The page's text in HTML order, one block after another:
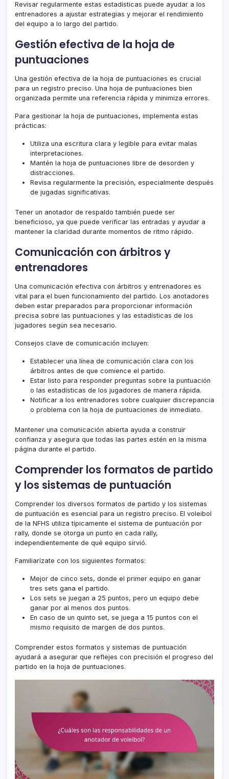
Revisar regularmente estas estadísticas puede ayudar a los
entrenadores a ajustar estrategias y mejorar el rendimiento
del equipo a lo largo del partido.
Gestión efectiva de la hoja de
puntuaciones
Una gestión efectiva de la hoja de puntuaciones es crucial
para un registro preciso. Una hoja de puntuaciones bien
organizada permite una referencia rápida y minimiza errores.
Para gestionar la hoja de puntuaciones, implementa estas
prácticas:
Utiliza una escritura clara y legible para evitar malas
interpretaciones.
Mantén la hoja de puntuaciones libre de desorden y
distracciones.
Revisa regularmente la precisión, especialmente después
de jugadas significativas.
Tener un anotador de respaldo también puede ser
beneficioso, ya que puede verificar las entradas y ayudar a
mantener la claridad durante momentos de ritmo rápido.
Comunicación con árbitros y
entrenadores
Una comunicación efectiva con árbitros y entrenadores es
vital para el buen funcionamiento del partido. Los anotadores
deben estar preparados para proporcionar información
precisa sobre las puntuaciones y las estadísticas de los
jugadores según sea necesario.
Consejos clave de comunicación incluyen:
Establecer una línea de comunicación clara con los
árbitros antes de que comience el partido.
Estar listo para responder preguntas sobre la puntuación
o las estadísticas de los jugadores de manera rápida.
Notificar a los entrenadores sobre cualquier discrepancia
o problema con la hoja de puntuaciones de inmediato.
Mantener una comunicación abierta ayuda a construir
confianza y asegura que todas las partes estén en la misma
página durante el partido.
Comprender los formatos de partido
y los sistemas de puntuación
Comprender los diversos formatos de partido y los sistemas
de puntuación es esencial para un registro preciso. El voleibol
de la NFHS utiliza típicamente el sistema de puntuación por
rally, donde se otorga un punto en cada rally,
independientemente de qué equipo sirvió.
Familiarízate con los siguientes formatos:
Mejor de cinco sets, donde el primer equipo en ganar
tres sets gana el partido.
Los sets se juegan a 25 puntos, pero un equipo debe
ganar por al menos dos puntos.
En caso de un quinto set, se juega a 15 puntos con el
mismo requisito de margen de dos puntos.
Comprender estos formatos y sistemas de puntuación
ayudará a asegurar que reflejes con precisión el progreso del
partido en la hoja de puntuaciones.